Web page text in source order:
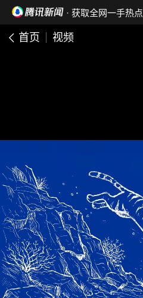
· 获取全网一手热点
首页 视频